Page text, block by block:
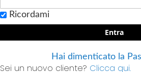
Ricordami
Entra
Hai dimenticato la
Sei un nuovo cliente? Clicca qui.